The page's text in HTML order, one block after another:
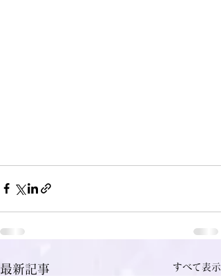
最新記事 すべて表示